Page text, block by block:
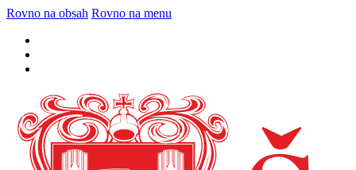
Rovno na obsah Rovno na menu